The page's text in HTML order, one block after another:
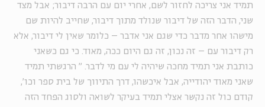
תמיד אני צריכה לחזור לשם, אחרי יום עם הרבה דיבור; אבל מצד
שני, הדבר הזה של דיבור שנולד מתוך דיבור, שחייב להיות שם
מישהו אחר מדבר כדי שגם אני אדבר – כלומר שאין לי דיבור, אלא
רק דיבור עם – זה נכון, זה גם היום ככה, מאוד. כי גם כשאני
כותבת אני תמיד מחכה שיהיה לי עם מי לדבר. " הרגשתי תמיד
שאני מאוד יהודייה, אבל איכשהו, דרך התיווך של בית ספר וכו',
קודם כול זה נקשר אצלי תמיד בעיקר לשואה ולסוג הפחד הזה